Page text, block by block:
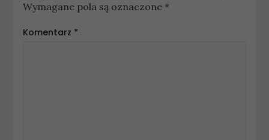
Wymagane pola są oznaczone *
Komentarz *